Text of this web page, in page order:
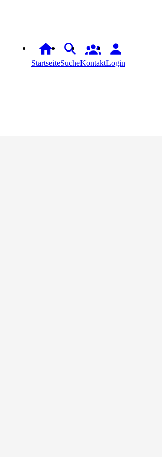
StartseiteSucheKontaktLogin